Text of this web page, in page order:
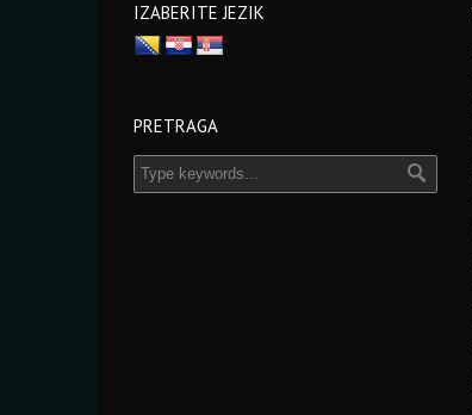
IZABERITE JEZIK
PRETRAGA